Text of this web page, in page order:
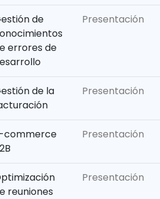
de
errores de
Presentación
de la
Presentación
commerce
Presentación
reuniones
Presentación